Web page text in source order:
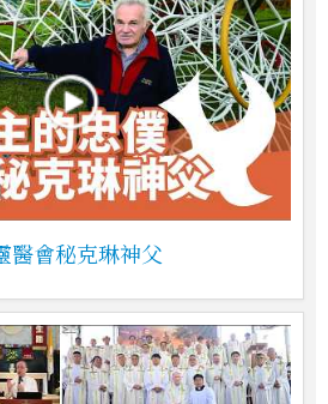
醫會秘克琳神父